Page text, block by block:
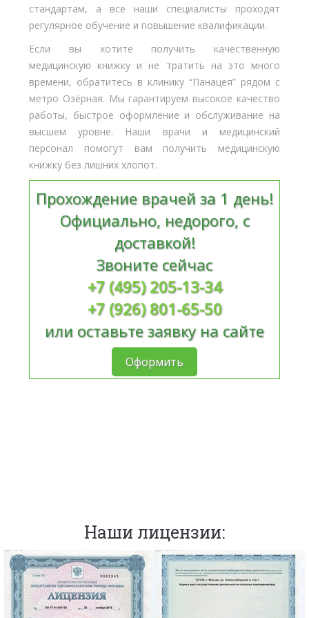
стандартам, а все наши специалисты проходят
регулярное обучение и повышение квалификации.
Если вы хотите получить качественную
медицинскую книжку и не тратить на это много
времени, обратитесь в клинику “Панацея” рядом с
метро Озёрная. Мы гарантируем высокое качество
работы, быстрое оформление и обслуживание на
высшем уровне. Наши врачи и медицинский
персонал помогут вам получить медицинскую
книжку без лишних хлопот.
Прохождение врачей за 1 день!
Официально, недорого, с
доставкой!
Звоните сейчас
+7 (495) 205-13-34
+7 (926) 801-65-50
или оставьте заявку на сайте
Оформить
Наши лицензии: